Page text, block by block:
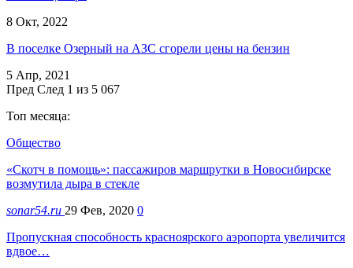
8 Окт, 2022
В поселке Озерный на АЗС сгорели цены на бензин
5 Апр, 2021
Пред След 1 из 5 067
Топ месяца:
Общество
«Скотч в помощь»: пассажиров маршрутки в Новосибирске
возмутила дыра в стекле
sonar54.ru 29 Фев, 2020 0
Пропускная способность красноярского аэропорта увеличится
вдвое…